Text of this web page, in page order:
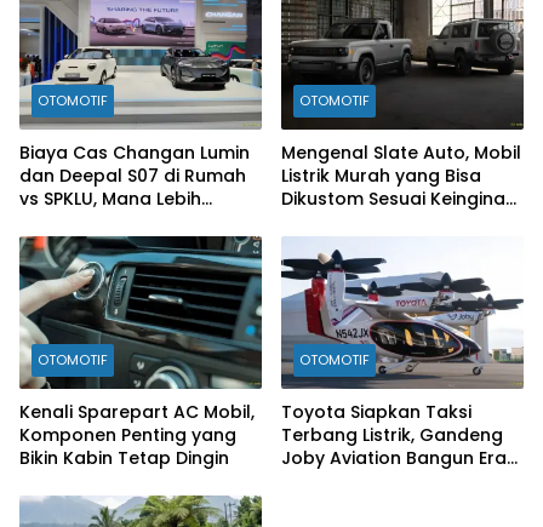
OTOMOTIF
Biaya Cas Changan Lumin
dan Deepal S07 di Rumah
vs SPKLU, Mana Lebih
OTOMOTIF
Mengenal Slate Auto, Mobil
Listrik Murah yang Bisa
Dikustom Sesuai Keinginan
OTOMOTIF
Kenali Sparepart AC Mobil,
Komponen Penting yang
Bikin Kabin Tetap Dingin
OTOMOTIF
Toyota Siapkan Taksi
Terbang Listrik, Gandeng
Joby Aviation Bangun Era